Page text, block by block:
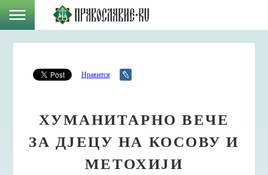
Нравится
ХУМАНИТАРНО ВЕЧЕ
ЗА ДЈЕЦУ НА КОСОВУ И
МЕТОХИЈИ